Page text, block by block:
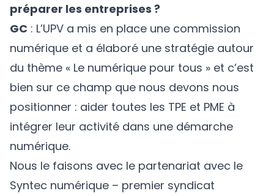
préparer les entreprises ?
GC : L’UPV a mis en place une commission
numérique et a élaboré une stratégie autour
du thème « Le numérique pour tous » et c’est
bien sur ce champ que nous devons nous
positionner : aider toutes les TPE et PME à
intégrer leur activité dans une démarche
numérique.
Nous le faisons avec le partenariat avec le
Syntec numérique – premier syndicat